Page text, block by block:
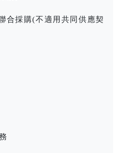
合採購(不適用共同供應契